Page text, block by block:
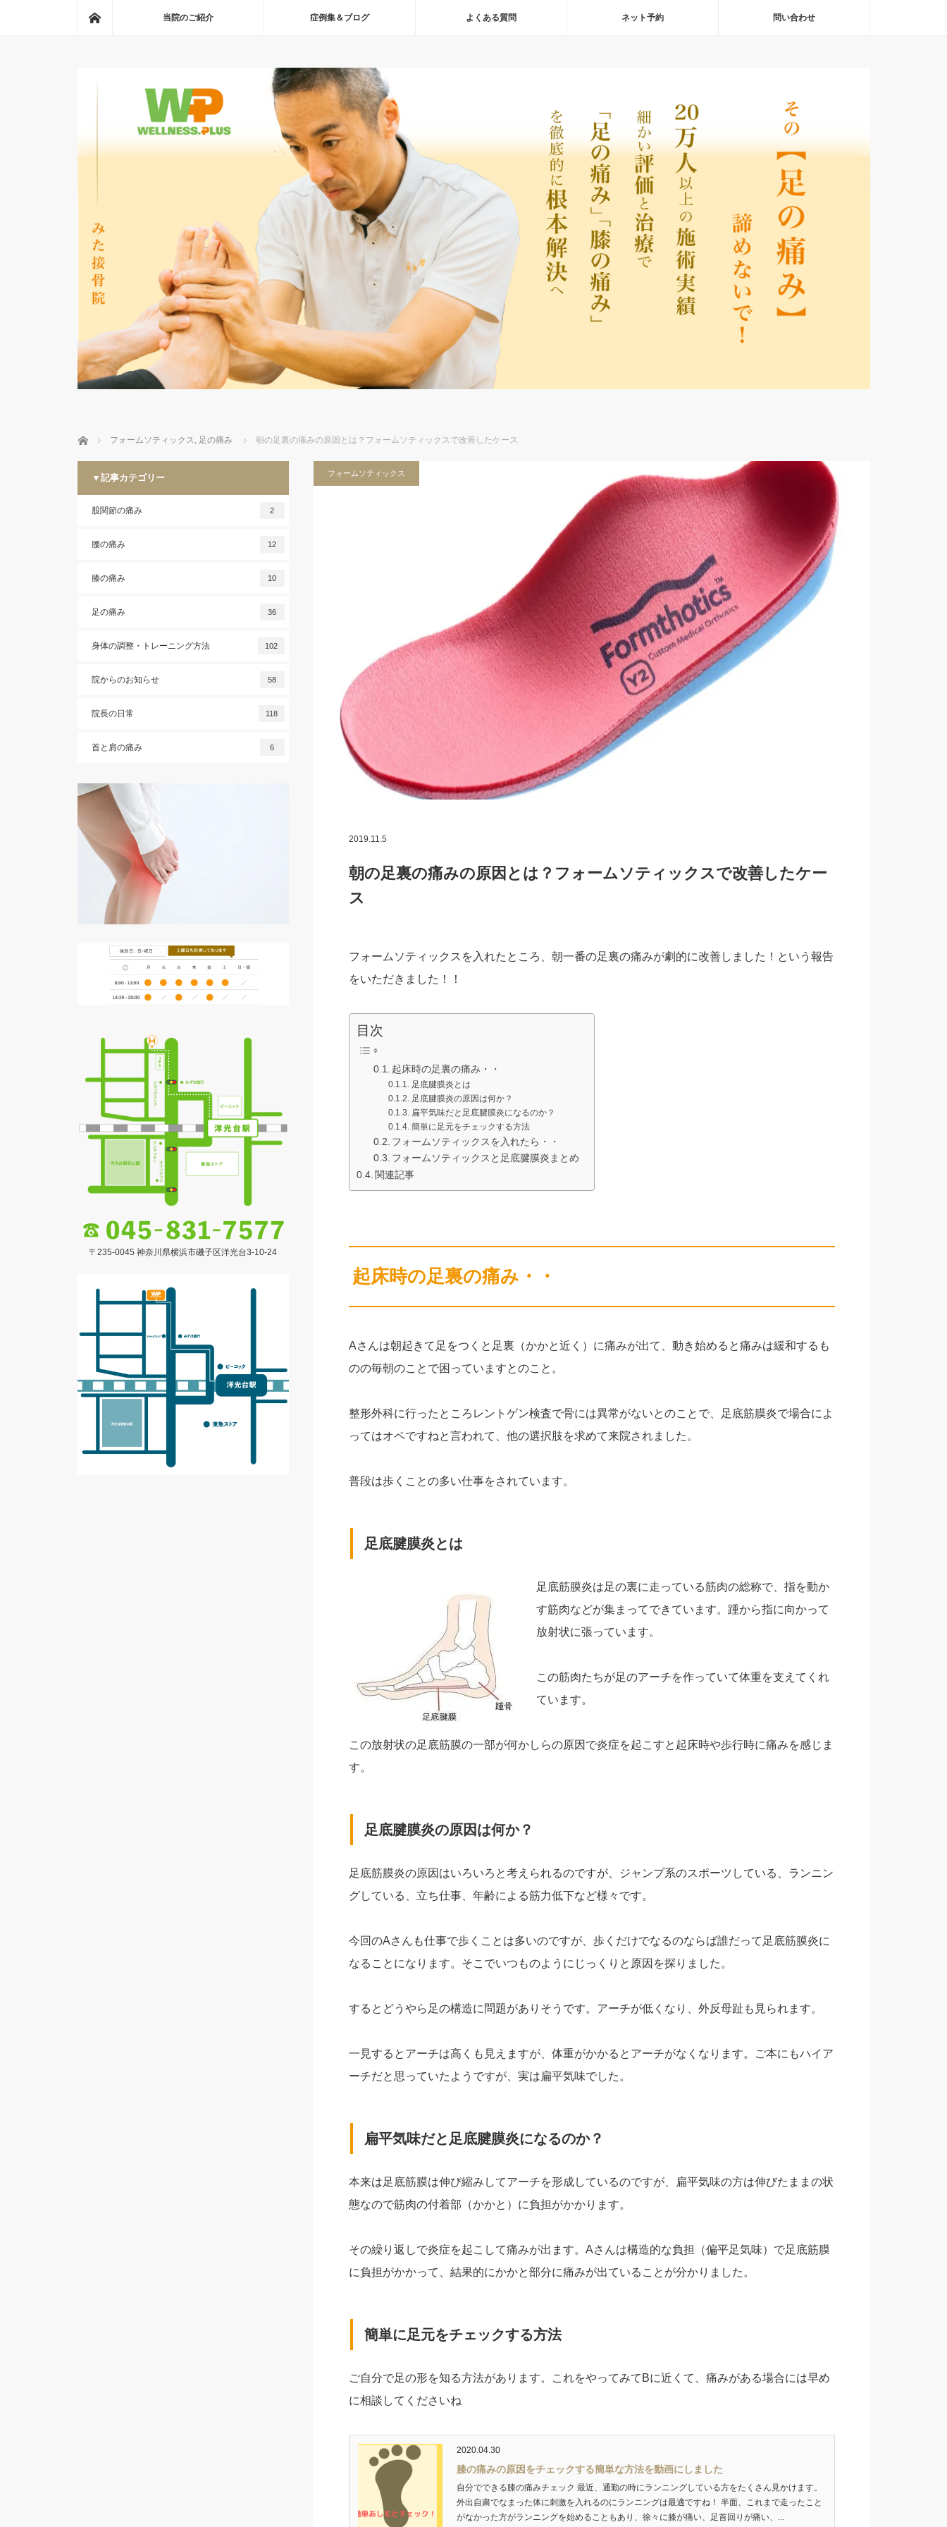
当院のご紹介 症例集＆ブログ よくある質問 ネット予約 問い合わせ
ホーム フォームソティックス, 足の痛み 朝の足裏の痛みの原因とは？フォームソティックスで改善したケース
フォームソティックス
2019.11.5
朝の足裏の痛みの原因とは？フォームソティックスで改善したケー
ス
フォームソティックスを入れたところ、朝一番の足裏の痛みが劇的に改善しました！という報告
をいただきました！！
目次
起床時の足裏の痛み・・
足底腱膜炎とは
足底腱膜炎の原因は何か？
扁平気味だと足底腱膜炎になるのか？
簡単に足元をチェックする方法
フォームソティックスを入れたら・・
フォームソティックスと足底腱膜炎まとめ
関連記事
起床時の足裏の痛み・・
Aさんは朝起きて足をつくと足裏（かかと近く）に痛みが出て、動き始めると痛みは緩和するも
のの毎朝のことで困っていますとのこと。
整形外科に行ったところレントゲン検査で骨には異常がないとのことで、足底筋膜炎で場合によ
ってはオペですねと言われて、他の選択肢を求めて来院されました。
普段は歩くことの多い仕事をされています。
足底腱膜炎とは
足底筋膜炎は足の裏に走っている筋肉の総称で、指を動か
す筋肉などが集まってできています。踵から指に向かって
放射状に張っています。
この筋肉たちが足のアーチを作っていて体重を支えてくれ
ています。
この放射状の足底筋膜の一部が何かしらの原因で炎症を起こすと起床時や歩行時に痛みを感じま
す。
足底腱膜炎の原因は何か？
足底筋膜炎の原因はいろいろと考えられるのですが、ジャンプ系のスポーツしている、ランニン
グしている、立ち仕事、年齢による筋力低下など様々です。
今回のAさんも仕事で歩くことは多いのですが、歩くだけでなるのならば誰だって足底筋膜炎に
なることになります。そこでいつものようにじっくりと原因を探りました。
するとどうやら足の構造に問題がありそうです。アーチが低くなり、外反母趾も見られます。
一見するとアーチは高くも見えますが、体重がかかるとアーチがなくなります。ご本にもハイア
ーチだと思っていたようですが、実は扁平気味でした。
扁平気味だと足底腱膜炎になるのか？
本来は足底筋膜は伸び縮みしてアーチを形成しているのですが、扁平気味の方は伸びたままの状
態なので筋肉の付着部（かかと）に負担がかかります。
その繰り返しで炎症を起こして痛みが出ます。Aさんは構造的な負担（偏平足気味）で足底筋膜
に負担がかかって、結果的にかかと部分に痛みが出ていることが分かりました。
簡単に足元をチェックする方法
ご自分で足の形を知る方法があります。これをやってみてBに近くて、痛みがある場合には早め
に相談してくださいね
2020.04.30
膝の痛みの原因をチェックする簡単な方法を動画にしました
自分でできる膝の痛みチェック 最近、通勤の時にランニングしている方をたくさん見かけます。
外出自粛でなまった体に刺激を入れるのにランニングは最適ですね！ 半面、これまで走ったこと
がなかった方がランニングを始めることもあり、徐々に膝が痛い、足首回りが痛い、...
▼記事カテゴリー
股関節の痛み 2
腰の痛み 12
膝の痛み 10
足の痛み 36
身体の調整・トレーニング方法 102
院からのお知らせ 58
院長の日常 118
首と肩の痛み 6
〒235-0045 神奈川県横浜市磯子区洋光台3-10-24